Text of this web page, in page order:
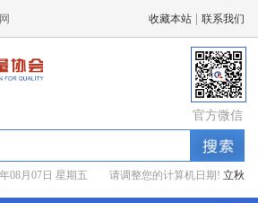
收藏本站 联系我们
官方微信
年08月07日 星期五 请调整您的计算机日期! 立秋